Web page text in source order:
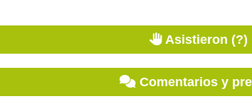
Asistieron (?)
Comentarios y